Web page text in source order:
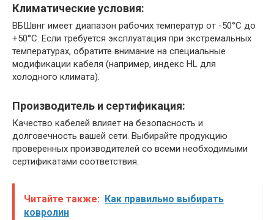
Климатические условия:
ВБШвнг имеет диапазон рабочих температур от -50°С до
+50°С.​ Если требуется эксплуатация при экстремальных
температурах, обратите внимание на специальные
модификации кабеля (например, индекс HL для
холодного климата).
Производитель и сертификация:
Качество кабелей влияет на безопасность и
долговечность вашей сети. Выбирайте продукцию
проверенных производителей со всеми необходимыми
сертификатами соответствия.​
Читайте также: Как правильно выбирать
ковролин